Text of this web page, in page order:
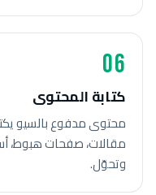
06
كتابة المحتوى
محتوى مدفوع بالسيو
مقالات، صفحات هبوط،
وتحوّل.